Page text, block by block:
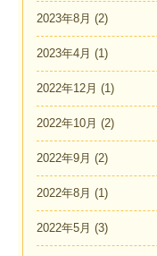
2023年8月 (2)
2023年4月 (1)
2022年12月 (1)
2022年10月 (2)
2022年9月 (2)
2022年8月 (1)
2022年5月 (3)